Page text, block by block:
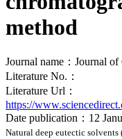
method
Journal name：Journal
Literature No.：
Literature Url：
https://
Date publication：12
Natural deep eutectic